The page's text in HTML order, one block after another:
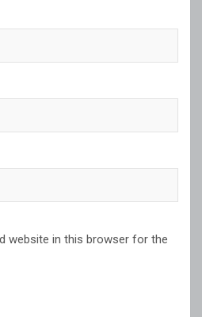
website in this browser for the